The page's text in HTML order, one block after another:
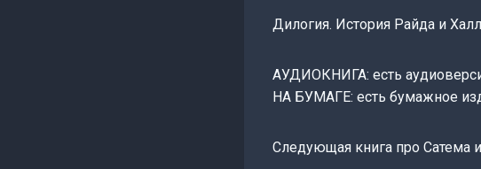
Дилогия. История Райда и
АУДИОКНИГА: есть
НА БУМАГЕ: есть бумажное
Следующая книга про Сатема